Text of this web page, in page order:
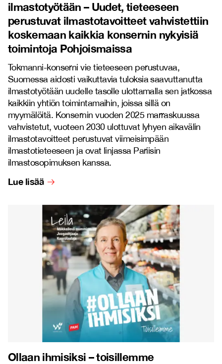
ilmastotyötään – Uudet, tieteeseen
perustuvat ilmastotavoitteet vahvistettiin
koskemaan kaikkia konsernin nykyisiä
toimintoja Pohjoismaissa
Tokmanni-konserni vie tieteeseen perustuvaa,
Suomessa aidosti vaikuttavia tuloksia saavuttanutta
ilmastotyötään uudelle tasolle ulottamalla sen jatkossa
kaikkiin yhtiön toimintamaihin, joissa sillä on
myymälöitä. Konsernin vuoden 2025 marraskuussa
vahvistetut, vuoteen 2030 ulottuvat lyhyen aikavälin
ilmastotavoitteet perustuvat viimeisimpään
ilmastotieteeseen ja ovat linjassa Pariisin
ilmastosopimuksen kanssa.
Lue lisää
Ollaan ihmisiksi – toisillemme